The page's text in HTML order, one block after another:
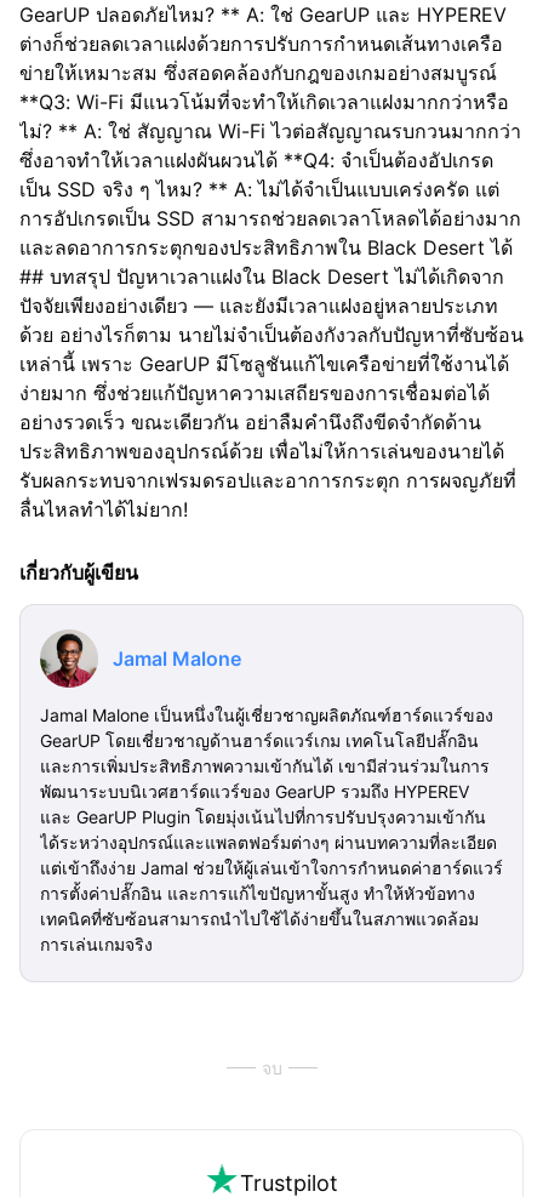
GearUP ปลอดภัยไหม? ** A: ใช่ GearUP และ HYPEREV
ต่างก็ช่วยลดเวลาแฝงด้วยการปรับการกำหนดเส้นทางเครือ
ข่ายให้เหมาะสม ซึ่งสอดคล้องกับกฎของเกมอย่างสมบูรณ์
**Q3: Wi-Fi มีแนวโน้มที่จะทำให้เกิดเวลาแฝงมากกว่าหรือ
ไม่? ** A: ใช่ สัญญาณ Wi-Fi ไวต่อสัญญาณรบกวนมากกว่า
ซึ่งอาจทำให้เวลาแฝงผันผวนได้ **Q4: จำเป็นต้องอัปเกรด
เป็น SSD จริง ๆ ไหม? ** A: ไม่ได้จำเป็นแบบเคร่งครัด แต่
การอัปเกรดเป็น SSD สามารถช่วยลดเวลาโหลดได้อย่างมาก
และลดอาการกระตุกของประสิทธิภาพใน Black Desert ได้
## บทสรุป ปัญหาเวลาแฝงใน Black Desert ไม่ได้เกิดจาก
ปัจจัยเพียงอย่างเดียว — และยังมีเวลาแฝงอยู่หลายประเภท
ด้วย อย่างไรก็ตาม นายไม่จำเป็นต้องกังวลกับปัญหาที่ซับซ้อน
เหล่านี้ เพราะ GearUP มีโซลูชันแก้ไขเครือข่ายที่ใช้งานได้
ง่ายมาก ซึ่งช่วยแก้ปัญหาความเสถียรของการเชื่อมต่อได้
อย่างรวดเร็ว ขณะเดียวกัน อย่าลืมคำนึงถึงขีดจำกัดด้าน
ประสิทธิภาพของอุปกรณ์ด้วย เพื่อไม่ให้การเล่นของนายได้
รับผลกระทบจากเฟรมดรอปและอาการกระตุก การผจญภัยที่
ลื่นไหลทำได้ไม่ยาก!
เกี่ยวกับผู้เขียน
Jamal Malone
Jamal Malone เป็นหนึ่งในผู้เชี่ยวชาญผลิตภัณฑ์ฮาร์ดแวร์ของ
GearUP โดยเชี่ยวชาญด้านฮาร์ดแวร์เกม เทคโนโลยีปลั๊กอิน
และการเพิ่มประสิทธิภาพความเข้ากันได้ เขามีส่วนร่วมในการ
พัฒนาระบบนิเวศฮาร์ดแวร์ของ GearUP รวมถึง HYPEREV
และ GearUP Plugin โดยมุ่งเน้นไปที่การปรับปรุงความเข้ากัน
ได้ระหว่างอุปกรณ์และแพลตฟอร์มต่างๆ ผ่านบทความที่ละเอียด
แต่เข้าถึงง่าย Jamal ช่วยให้ผู้เล่นเข้าใจการกำหนดค่าฮาร์ดแวร์
การตั้งค่าปลั๊กอิน และการแก้ไขปัญหาขั้นสูง ทำให้หัวข้อทาง
เทคนิคที่ซับซ้อนสามารถนำไปใช้ได้ง่ายขึ้นในสภาพแวดล้อม
การเล่นเกมจริง
จบ
Trustpilot